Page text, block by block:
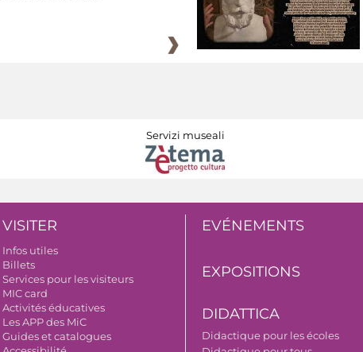
Servizi museali
VISITER
Infos utiles
Billets
Services pour les visiteurs
MIC card
Activités éducatives
Les APP des MiC
Guides et catalogues
EVÉNEMENTS
EXPOSITIONS
DIDATTICA
Didactique pour les écoles